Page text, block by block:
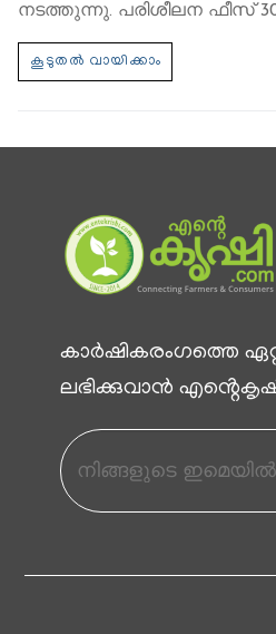
നടത്തുന്നു. പരിശീലന ഫീസ്
കാര്‍ഷികരംഗത്തെ
ലഭിക്കുവാന്‍